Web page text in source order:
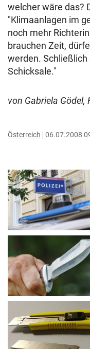
welcher wäre das?
"Klimaanlagen im
noch mehr
brauchen Zeit,
werden.
Schicksale."
von Gabriela Gödel,
Österreich 06.07.2008